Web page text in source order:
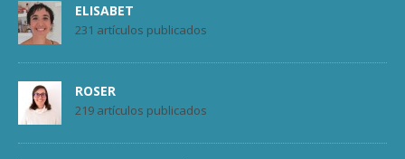
ELISABET
231 artículos publicados
ROSER
219 artículos publicados